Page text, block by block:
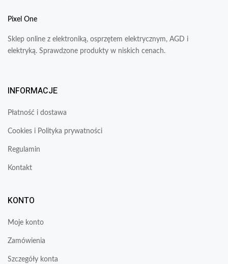
Pixel One
Sklep online z elektroniką, osprzętem elektrycznym, AGD i
elektryką. Sprawdzone produkty w niskich cenach.
INFORMACJE
Płatność i dostawa
Cookies i Polityka prywatności
Regulamin
Kontakt
KONTO
Moje konto
Zamówienia
Szczegóły konta